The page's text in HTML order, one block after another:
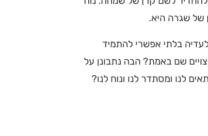
של שגרה היא.
בלתי אפשרי להתמיד
שם באמת? הבה נתבונן על
לנו ומסתדר לנו ונוח לנו?